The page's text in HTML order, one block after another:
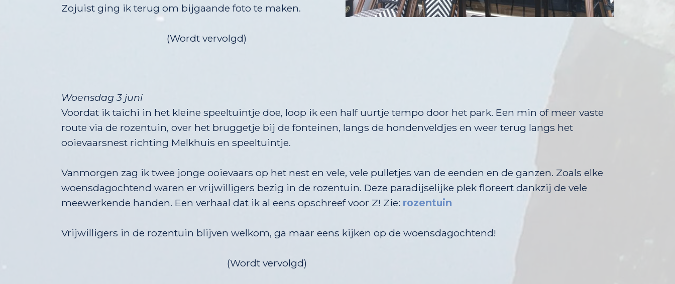
Zojuist ging ik terug om bijgaande foto te maken.
(Wordt vervolgd)
Woensdag 3 juni
Voordat ik taichi in het kleine speeltuintje doe, loop ik een half uurtje tempo door het park. Een min of meer vaste
route via de rozentuin, over het bruggetje bij de fonteinen, langs de hondenveldjes en weer terug langs het
ooievaarsnest richting Melkhuis en speeltuintje.
Vanmorgen zag ik twee jonge ooievaars op het nest en vele, vele pulletjes van de eenden en de ganzen. Zoals elke
woensdagochtend waren er vrijwilligers bezig in de rozentuin. Deze paradijselijke plek floreert dankzij de vele
meewerkende handen. Een verhaal dat ik al eens opschreef voor Z! Zie: rozentuin
Vrijwilligers in de rozentuin blijven welkom, ga maar eens kijken op de woensdagochtend!
(Wordt vervolgd)